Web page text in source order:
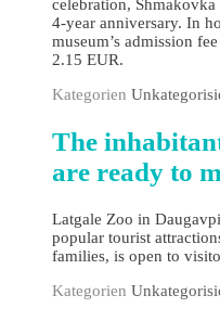
celebration,
4-year anniversary. In
museum’s admission
2.15 EUR.
Kategorien
The
are ready to
Latgale Zoo in
popular tourist
families, is open to
Kategorien